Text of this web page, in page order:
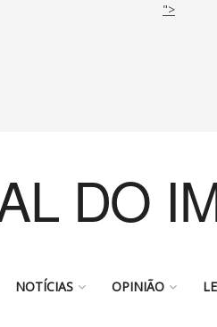
">
DO
NOTÍCIAS OPINIÃO